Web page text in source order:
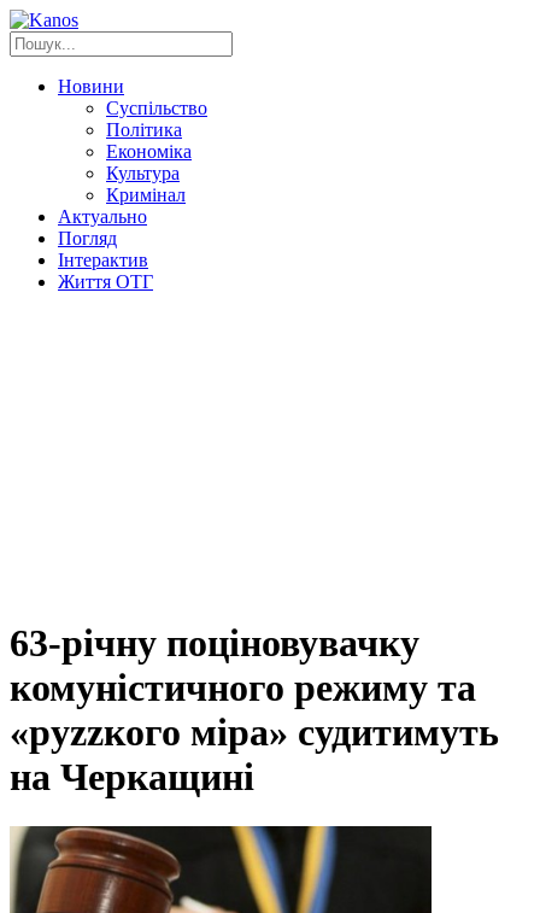
Новини
Суспільство
Політика
Економіка
Культура
Кримінал
Актуально
Погляд
Інтерактив
Життя ОТГ
63-річну поціновувачку
комуністичного режиму та
«руzzкого міра» судитимуть
на Черкащині